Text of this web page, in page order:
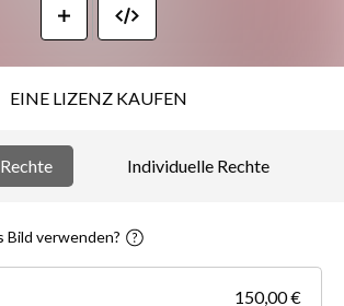
EINE LIZENZ KAUFEN
Individuelle Rechte
Bild verwenden?
150,00 €